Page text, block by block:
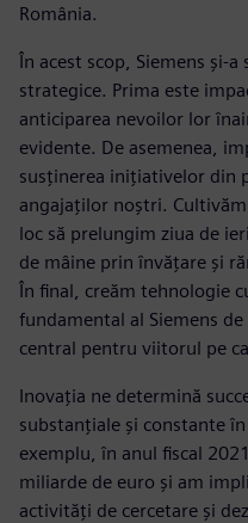
România.
În acest scop, Siemens și-
strategice. Prima este
anticiparea nevoilor lor
evidente. De asemenea,
susținerea inițiativelor din
angajaților noștri.
loc să prelungim ziua de
de mâine prin învățare și
În final, creăm tehnologie
fundamental al Siemens
central pentru viitorul pe
Inovația ne determină
substanțiale și constante
exemplu, în anul fiscal
miliarde de euro și am
activități de cercetare și